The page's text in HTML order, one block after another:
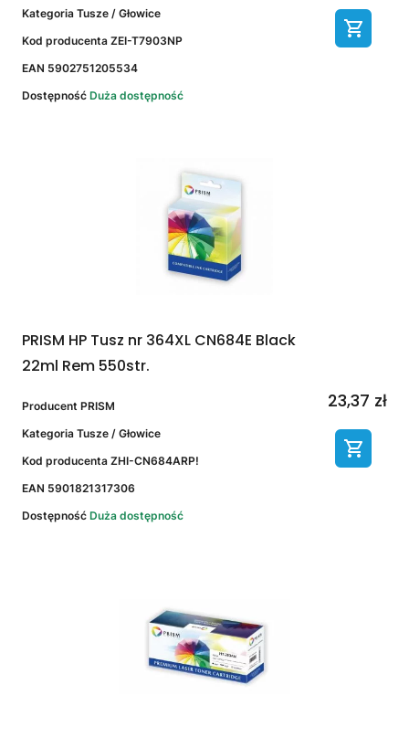
Kategoria Tusze / Głowice
Kod producenta ZEI-T7903NP
EAN 5902751205534
Dostępność Duża dostępność
PRISM HP Tusz nr 364XL CN684E Black
22ml Rem 550str.
Producent PRISM
Kategoria Tusze / Głowice
Kod producenta ZHI-CN684ARP!
EAN 5901821317306
Dostępność Duża dostępność
23,37 zł